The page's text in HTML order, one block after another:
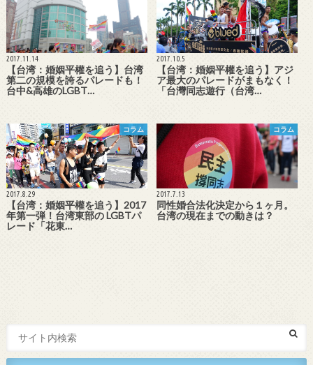
2017.11.14
【台湾：婚姻平權を追う】台湾
第二の規模を誇るパレードも！
台中&高雄のLGBT…
2017.10.5
【台湾：婚姻平權を追う】アジ
ア最大のパレードがまもなく！
「台灣同志遊行（台湾…
コラム
2017.8.29
【台湾：婚姻平權を追う】2017
年第一弾！台湾東部の LGBTパ
レード「花東…
コラム
2017.7.13
同性婚合法化決定から１ヶ月。
台湾の現在までの動きは？